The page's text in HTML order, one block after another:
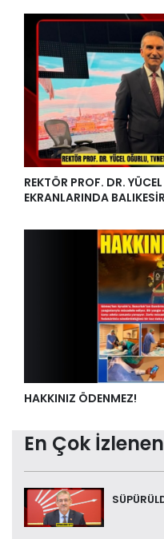
REKTÖR PROF. DR.
EKRANLARINDA
HAKKINIZ ÖDENMEZ!
En Çok